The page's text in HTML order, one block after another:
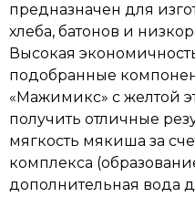
предназначен для
хлеба, батонов и
Высокая
подобранные
«Мажимикс» с желтой
получить отличные
мягкость мякиша за
комплекса
дополнительная вода